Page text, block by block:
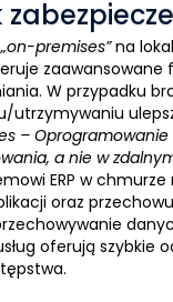
„on-premises”na
zaawansowane
W przypadku
utrzymywaniu
–
a nie w
ERP w chmurze
oraz
oferują szybkie